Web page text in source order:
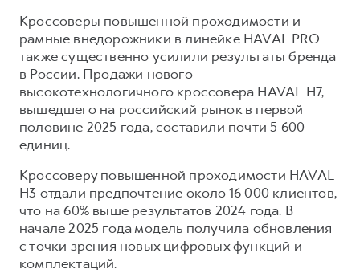
Кроссоверы повышенной проходимости и
рамные внедорожники в линейке HAVAL PRO
также существенно усилили результаты бренда
в России. Продажи нового
высокотехнологичного кроссовера HAVAL H7,
вышедшего на российский рынок в первой
половине 2025 года, составили почти 5 600
единиц.
Кроссоверу повышенной проходимости HAVAL
H3 отдали предпочтение около 16 000 клиентов,
что на 60% выше результатов 2024 года. В
начале 2025 года модель получила обновления
с точки зрения новых цифровых функций и
комплектаций.